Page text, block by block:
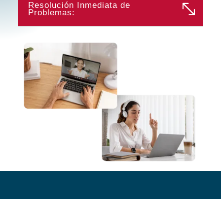
Resolución Inmediata de
Problemas: